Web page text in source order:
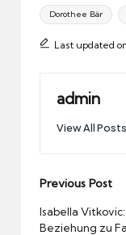
Tags:
Dorothee Bär
Last updated
admin
View All Posts
Post
Previous Post
Isabella Vitkovic:
Beziehung zu